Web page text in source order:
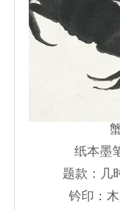
蟹
纸本墨笔
题款：几时
钤印：木